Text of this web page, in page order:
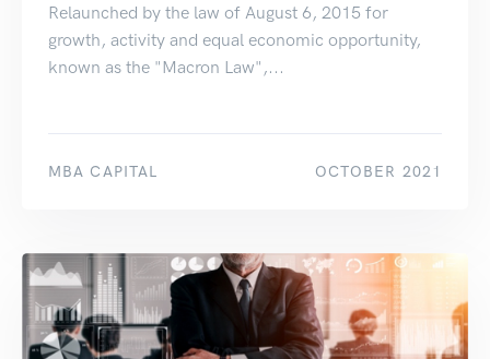
Relaunched by the law of August 6, 2015 for
growth, activity and equal economic opportunity,
known as the "Macron Law",...
MBA CAPITAL OCTOBER 2021